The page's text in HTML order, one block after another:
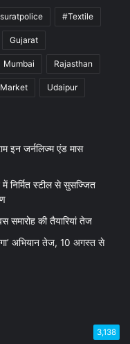
#Textile
Gujarat
Mumbai Rajasthan
Udaipur
इन जर्नलिज्म एंड मास
निर्मित स्टील से सुसज्जित
समारोह की तैयारियां तेज
अभियान तेज, 10 अगस्त से
3,138